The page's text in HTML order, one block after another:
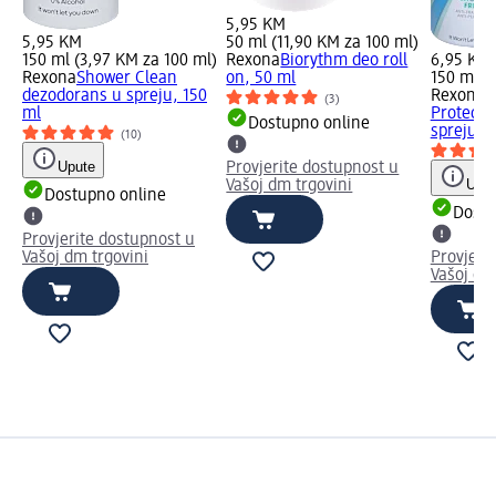
5,95 KM
150 ml (3,97 KM za 100 ml)
RexonaShower Clean
dezodorans u spreju, 150
ml
(10)
Upute
Dostupno online
Provjerite dostupnost u
Vašoj dm trgovini
5,95 KM
50 ml (11,90 KM za 100 ml)
RexonaBiorythm deo roll
on, 50 ml
(3)
Dostupno online
Provjerite dostupnost u
Vašoj dm trgovini
6,95 KM
150 ml
Rexona
spreju
Vašoj